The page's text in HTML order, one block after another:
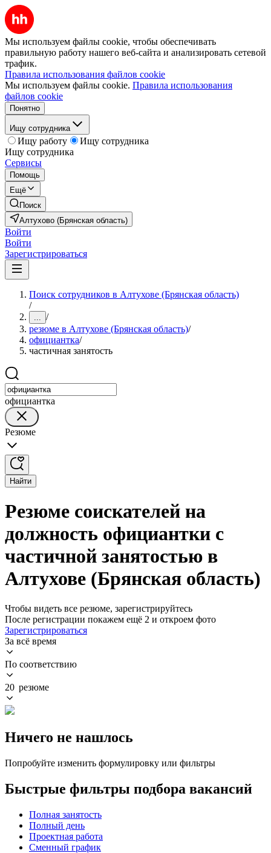
Мы используем файлы cookie, чтобы обеспечивать
правильную работу нашего веб-сайта и анализировать сетевой
трафик.
Правила использования файлов cookie
Мы используем файлы cookie. Правила использования
файлов cookie
Понятно
Ищу сотрудника
Ищу работу
Ищу сотрудника
Ищу сотрудника
Сервисы
Помощь
Ещё
Поиск
Алтухово (Брянская область)
Войти
Войти
Зарегистрироваться
Поиск сотрудников в Алтухове (Брянская область)
/
... /
резюме в Алтухове (Брянская область)/
официантка/
частичная занятость
официантка
Резюме
Найти
Резюме соискателей на
должность официантки с
частичной занятостью в
Алтухове (Брянская область)
Чтобы видеть все резюме, зарегистрируйтесь
После регистрации покажем ещё 2 и откроем фото
Зарегистрироваться
За всё время
По соответствию
20 резюме
Ничего не нашлось
Попробуйте изменить формулировку или фильтры
Быстрые фильтры подбора вакансий
Полная занятость
Полный день
Проектная работа
Сменный график